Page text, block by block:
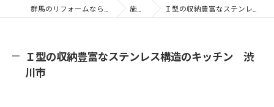
施工事例 Ｉ型の収納豊富なステンレス構造のキッチン 渋川市
Ｉ型の収納豊富なステンレス構造のキッチン 渋
川市